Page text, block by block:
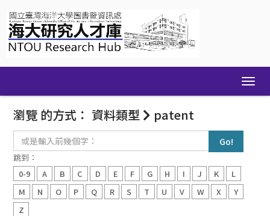
navigation
瀏覽 的方式： 資料類型 patent
入
前
幾
個
跳到：
0-9
A B C D E F G H I J K
L
M
N O P Q R S T U V W X
Y
Z